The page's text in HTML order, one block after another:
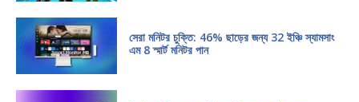
সেরা মনিটর চুক্তি: 46% ছাড়ের জন্য 32 ইঞ্চি স্যামসাং
এম 8 স্মার্ট মনিটর পান